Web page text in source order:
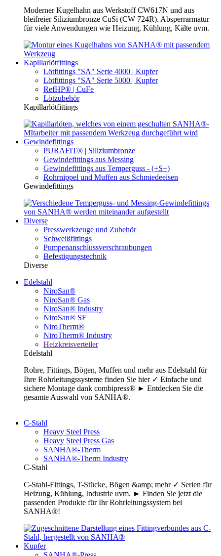
Moderner Kugelhahn aus Werkstoff CW617N und aus
bleifreier Siliziumbronze CuSi (CW 724R). Absperrarmatur
für viele Anwendungen wie Heizung, Kühlung, Kälte uvm.
Kapillarlötfittings
Lötfittings "SA" Serie 4000 | Kupfer
Lötfittings "SA" Serie 5000 | Kupfer
RefHP® | CuFe
Lötzubehör
Kapillarlötfittings
Gewindefittings
PURAFIT® | Siliziumbronze
Gewindefittings aus Messing
Gewindefittings aus Temperguss - (+S+)
Rohrnippel und Muffen aus Schmiedeeisen
Gewindefittings
Diverse
Presswerkzeuge und Zubehör
Schweißfittings
Pumpenanschlussverschraubungen
Befestigungstechnik
Diverse
Edelstahl
NiroSan®
NiroSan® Gas
NiroSan® Industry
NiroSan® SF
NiroTherm®
NiroTherm® Industry
Heizkreisverteiler
Edelstahl
Rohre, Fittings, Bögen, Muffen und mehr aus Edelstahl für
Ihre Rohrleitungssysteme finden Sie hier ✓ Einfache und
sichere Montage dank combipress® ► Entdecken Sie die
gesamte Auswahl von SANHA®.
C-Stahl
Heavy Steel Press
Heavy Steel Press Gas
SANHA®-Therm
SANHA®-Therm Industry
C-Stahl
C-Stahl-Fittings, T-Stücke, Bögen &amp; mehr ✓ Serien für
Heizung, Kühlung, Industrie uvm. ► Finden Sie jetzt die
passenden Produkte für Ihr Rohrleitungssystem bei
SANHA®!
Kupfer